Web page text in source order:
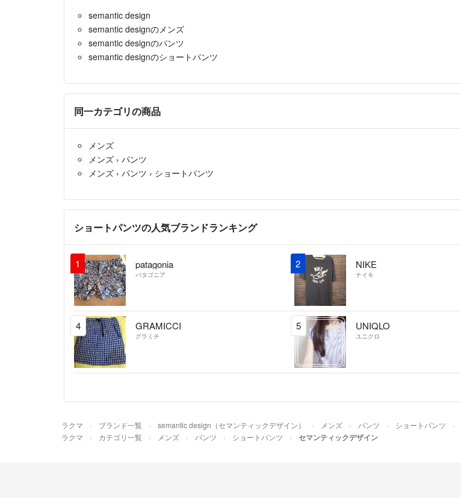
semantic design
semantic designのメンズ
semantic designのパンツ
semantic designのショートパンツ
同一カテゴリの商品
メンズ
メンズ › パンツ
メンズ › パンツ › ショートパンツ
ショートパンツの人気ブランドランキング
1 patagonia
パタゴニア
2 NIKE
ナイキ
4 GRAMICCI
グラミチ
5 UNIQLO
ユニクロ
ラクマ ブランド一覧 semantic design（セマンティックデザイン） メンズ パンツ ショートパンツ
ラクマ カテゴリ一覧 メンズ パンツ ショートパンツ セマンティックデザイン